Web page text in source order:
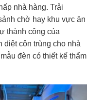
nhà hàng. Trải
chờ hay khu vực ăn
thành công của
côn trùng cho nhà
đèn có thiết kế thẩm